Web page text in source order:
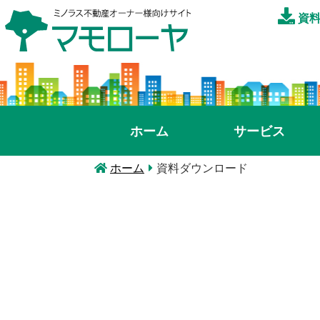
資
ホーム サービス
ホーム 資料ダウンロード